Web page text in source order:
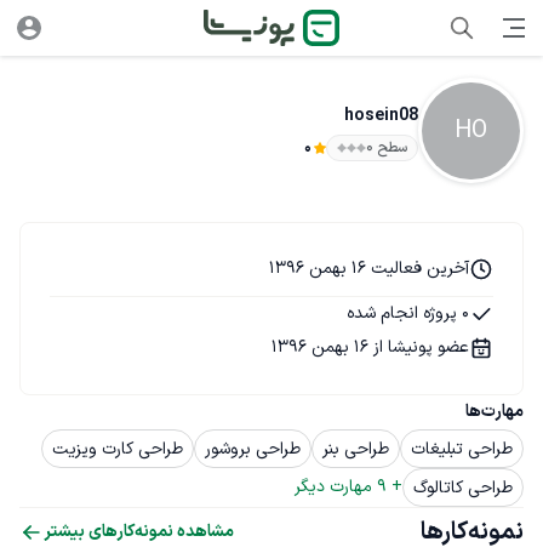
HO
hosein08
سطح ۰ 0
مهارت‌ها
طراحی تبلیغات
طراحی بنر طراحی بروشور
طراحی کارت ویزیت
طراحی کاتالوگ +
9 مهارت دیگر
آخرین فعالیت 16 بهمن 1396
0 پروژه انجام شده
عضو پونیشا از 16 بهمن 1396
نمونه‌کارها مشاهده نمونه‌کارهای بیشتر